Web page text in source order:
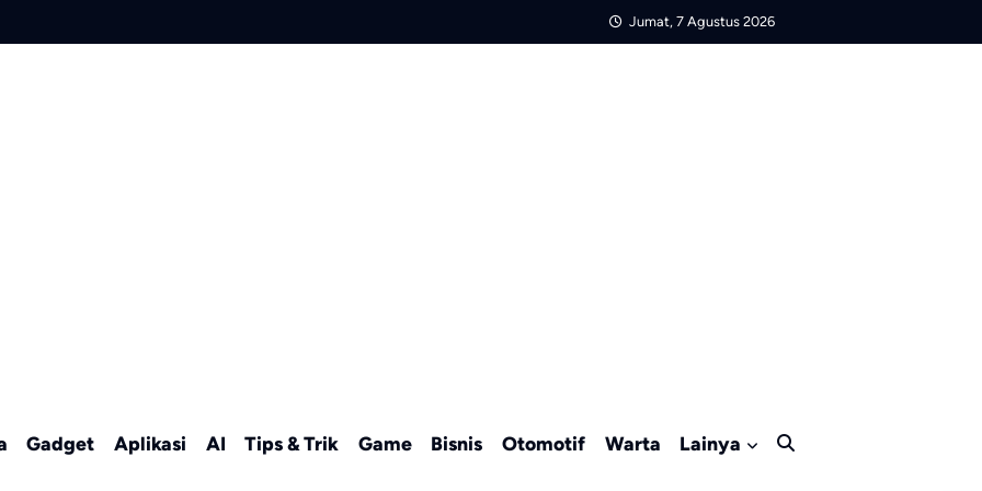
Jumat, 7 Agustus 2026
Gadget Aplikasi AI Tips & Trik Game Bisnis Otomotif Warta Lainya